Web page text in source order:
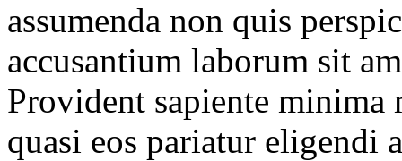
assumenda non quis
accusantium laborum sit
Provident sapiente
quasi eos pariatur eligendi